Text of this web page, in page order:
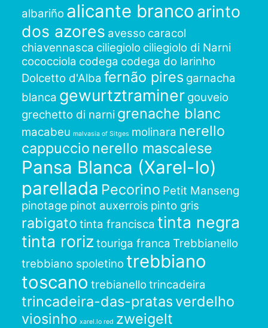
albariño alicante branco arinto
dos azores avesso caracol
chiavennasca ciliegiolo ciliegiolo di Narni
cococciola codega codega do larinho
Dolcetto d'Alba fernão pires garnacha
blanca gewurtztraminer gouveio
grechetto di narni grenache blanc
macabeu malvasia of Sitges molinara nerello
cappuccio nerello mascalese
Pansa Blanca (Xarel-lo)
parellada Pecorino Petit Manseng
pinotage pinot auxerrois pinto gris
rabigato tinta francisca tinta negra
tinta roriz touriga franca Trebbianello
trebbiano spoletino trebbiano
toscano trebianellotrincadeira
trincadeira-das-pratas verdelho
viosinho xarel.lo red zweigelt